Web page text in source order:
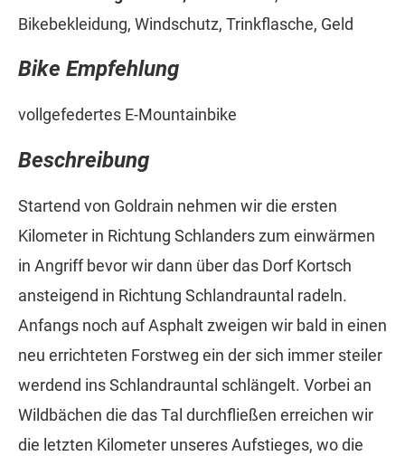
Bikebekleidung, Windschutz, Trinkflasche, Geld
Bike Empfehlung
vollgefedertes E-Mountainbike
Beschreibung
Startend von Goldrain nehmen wir die ersten
Kilometer in Richtung Schlanders zum einwärmen
in Angriff bevor wir dann über das Dorf Kortsch
ansteigend in Richtung Schlandrauntal radeln.
Anfangs noch auf Asphalt zweigen wir bald in einen
neu errichteten Forstweg ein der sich immer steiler
werdend ins Schlandrauntal schlängelt. Vorbei an
Wildbächen die das Tal durchfließen erreichen wir
die letzten Kilometer unseres Aufstieges, wo die